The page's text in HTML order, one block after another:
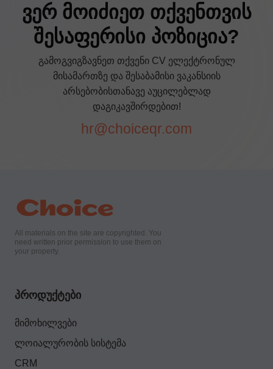
ვერ მოიძიეთ თქვენთვის
შესაფერისი პოზიცია?
გამოგვიგზავნეთ თქვენი CV ელექტრონულ
მისამართზე და შესაბამისი ვაკანსიის
არსებობისთანავე აუცილებლად
დაგიკავშირდებით!
hr@choiceqr.com
All materials on the site are copyrighted. You
need written prior permission to use them on
your property.
პროდუქტები
მიმოხილვები
ლოიალურობის სისტემა
CRM